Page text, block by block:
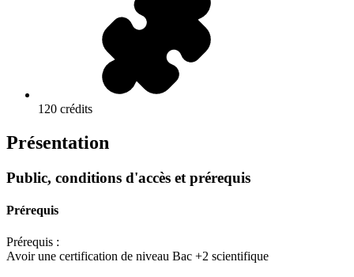
120 crédits
Présentation
Public, conditions d'accès et prérequis
Prérequis
Prérequis :
Avoir une certification de niveau Bac +2 scientifique